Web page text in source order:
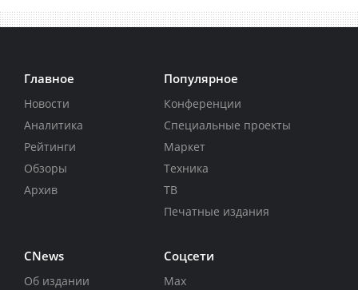
Главное
Новости
Аналитика
Рейтинги
Обзоры
Архив
Популярное
Конференции
Специальные проекты
Маркет
Техника
ТВ
Печатные издания
CNews
Об издании
Соцсети
Max